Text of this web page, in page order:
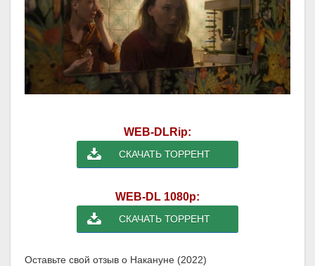
WEB-DLRip:
СКАЧАТЬ ТОРРЕНТ
WEB-DL 1080p:
СКАЧАТЬ ТОРРЕНТ
Оставьте свой отзыв о Накануне (2022)